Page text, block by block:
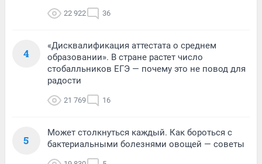
22 922 36
4
«Дисквалификация аттестата о среднем
образовании». В стране растет число
стобалльников ЕГЭ — почему это не повод для
радости
21 769 16
5
Может столкнуться каждый. Как бороться с
бактериальными болезнями овощей — советы